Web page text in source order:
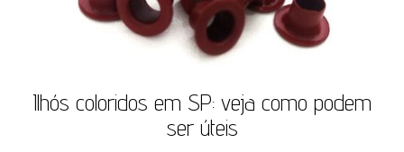
Ilhós coloridos em SP: veja como podem
ser úteis